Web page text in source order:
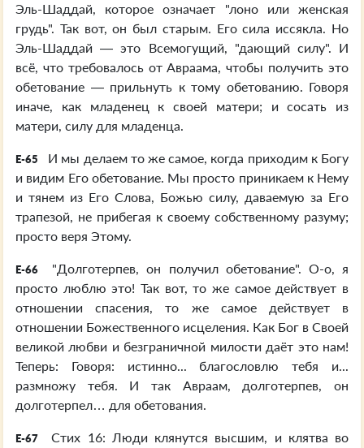
Эль-Шаддай, которое означает "лоно или женская
грудь". Так вот, он был старым. Его сила иссякла. Но
Эль-Шаддай — это Всемогущий, "дающий силу". И
всё, что требовалось от Авраама, чтобы получить это
обетование — прильнуть к тому обетованию. Говоря
иначе, как младенец к своей матери; и сосать из
матери, силу для младенца.
E-65
И мы делаем то же самое, когда приходим к Богу
и видим Его обетование. Мы просто приникаем к Нему
и тянем из Его Слова, Божью силу, даваемую за Его
трапезой, не прибегая к своему собственному разуму;
просто веря Этому.
E-66
"Долготерпев, он получил обетование". О-о, я
просто люблю это! Так вот, то же самое действует в
отношении спасения, то же самое действует в
отношении Божественного исцеления. Как Бог в Своей
великой любви и безграничной милости даёт это нам!
Теперь: Говоря: истинно... благословлю тебя и...
размножу тебя. И так Авраам, долготерпев, он
долготерпел… для обетования.
E-67
Стих 16: Люди клянутся высшим, и клятва во